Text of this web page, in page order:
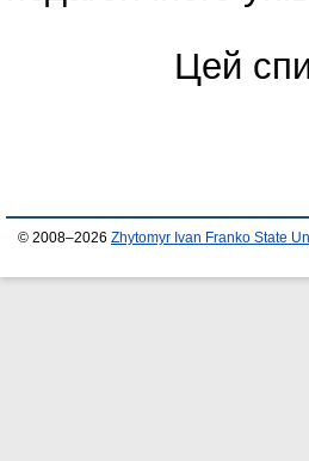
Цей
© 2008–2026 Zhytomyr Ivan Franko State